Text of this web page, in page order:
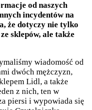
od naszych
incydentów na
że dotyczy nie tylko
sklepów, ale także
wiadomość od
dwóch mężczyzn,
Lidl, a także
z nich, ten w
piersi i wypowiada się